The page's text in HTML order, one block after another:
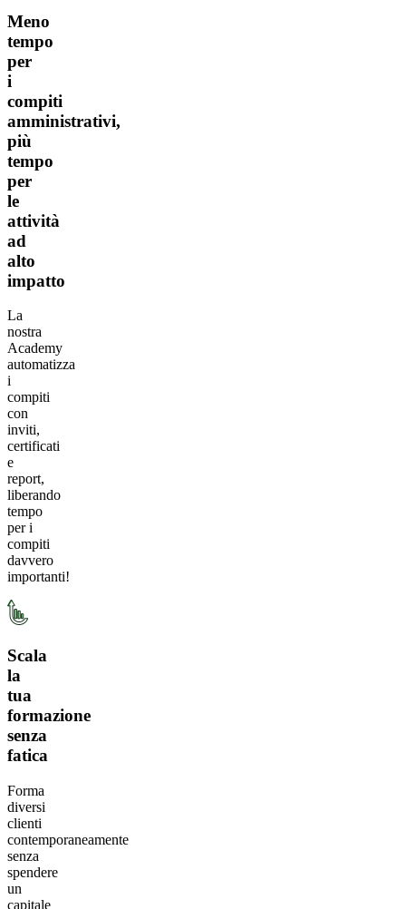
Meno
tempo
per
i
compiti
amministrativi,
più
tempo
per
le
attività
ad
alto
impatto
La
nostra
Academy
automatizza
i
compiti
con
inviti,
certificati
e
report,
liberando
tempo
per i
compiti
davvero
importanti!
Scala
la
tua
formazione
senza
fatica
Forma
diversi
clienti
contemporaneamente
senza
spendere
un
capitale